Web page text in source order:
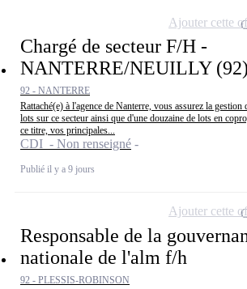
Chargé de secteur F/H -
NANTERRE/NEUILLY
92 - NANTERRE
Rattaché(e) à l'agence de Nanterre, vous assurez la
lots sur ce secteur ainsi que d'une douzaine de lots en
ce titre, vos principales...
CDI - Non renseigné
Publié il y a 9 jours
Ajouter cette
Responsable de la
nationale de l'alm f/h
92 - PLESSIS-ROBINSON
Ajouter cette